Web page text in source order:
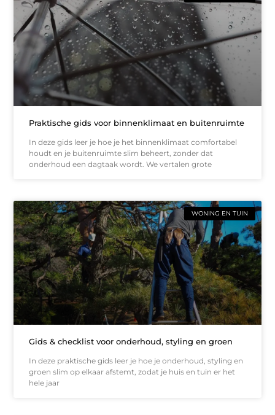
Praktische gids voor binnenklimaat en buitenruimte
In deze gids leer je hoe je het binnenklimaat comfortabel
houdt en je buitenruimte slim beheert, zonder dat
onderhoud een dagtaak wordt. We vertalen grote
WONING EN TUIN
Gids & checklist voor onderhoud, styling en groen
In deze praktische gids leer je hoe je onderhoud, styling en
groen slim op elkaar afstemt, zodat je huis en tuin er het
hele jaar